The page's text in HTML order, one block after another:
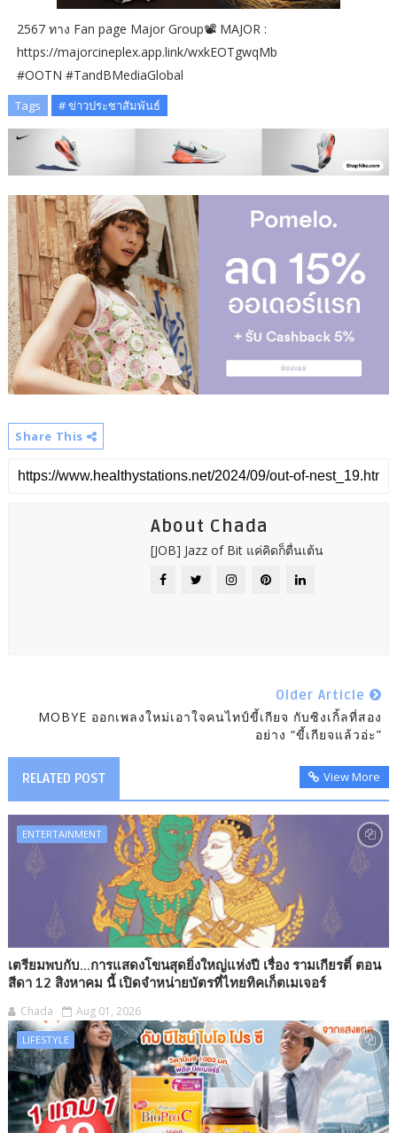
2567 ทาง Fan page Major Group📽 MAJOR :
https://majorcineplex.app.link/wxkEOTgwqMb
#OOTN #TandBMediaGlobal
Tags # ข่าวประชาสัมพันธ์
Share This
About Chada
[JOB] Jazz of Bit แค่คิดก็ตื่นเต้น
Older Article
MOBYE ออกเพลงใหม่เอาใจคนไทป์ขี้เกียจ กับซิงเกิ้ลที่สอง
อย่าง “ขี้เกียจแล้วอ่ะ”
RELATED POST View More
ENTERTAINMENT
เตรียมพบกับ...การแสดงโขนสุดยิ่งใหญ่แห่งปี เรื่อง รามเกียรติ์ ตอน
สีดา 12 สิงหาคม นี้ เปิดจำหน่ายบัตรที่ไทยทิคเก็ตเมเจอร์
Chada Aug 01, 2026
LIFESTYLE